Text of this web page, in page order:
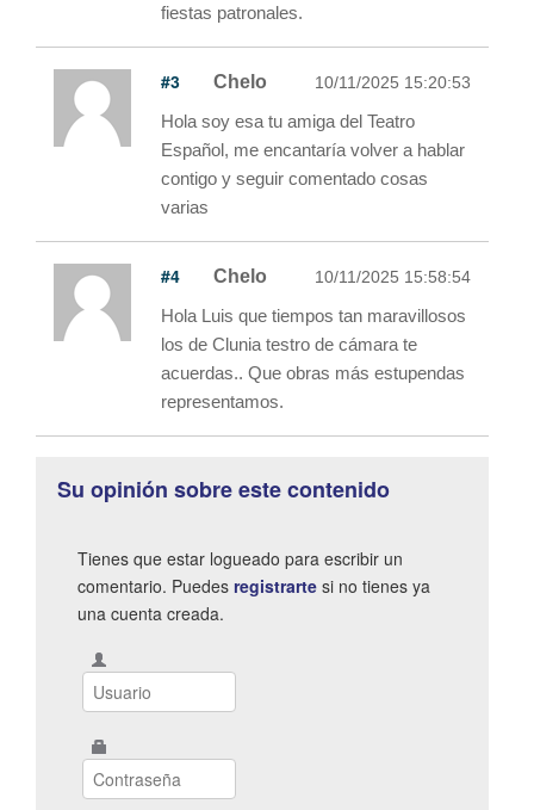
fiestas patronales.
#3 Chelo 10/11/2025 15:20:53
Hola soy esa tu amiga del Teatro
Español, me encantaría volver a hablar
contigo y seguir comentado cosas
varias
#4 Chelo 10/11/2025 15:58:54
Hola Luis que tiempos tan maravillosos
los de Clunia testro de cámara te
acuerdas.. Que obras más estupendas
representamos.
Su opinión sobre este contenido
Tienes que estar logueado para escribir un
comentario. Puedes registrarte si no tienes ya
una cuenta creada.